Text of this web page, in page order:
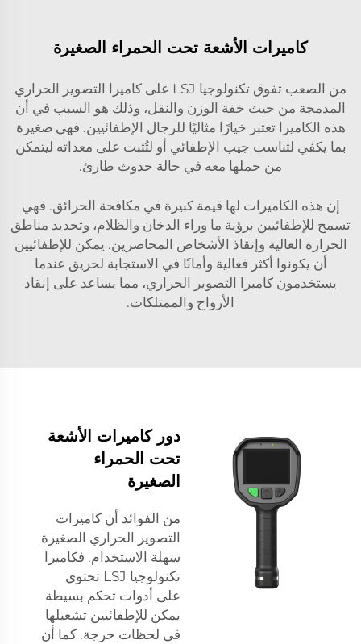
كاميرات الأشعة تحت الحمراء الصغيرة
من الصعب تفوق تكنولوجيا LSJ على كاميرا التصوير الحراري
المدمجة من حيث خفة الوزن والنقل، وذلك هو السبب في أن
هذه الكاميرا تعتبر خيارًا مثاليًا للرجال الإطفائيين. فهي صغيرة
بما يكفي لتناسب جيب الإطفائي أو لتُثبت على معداته ليتمكن
من حملها معه في حالة حدوث طارئ.
إن هذه الكاميرات لها قيمة كبيرة في مكافحة الحرائق. فهي
تسمح للإطفائيين برؤية ما وراء الدخان والظلام، وتحديد مناطق
الحرارة العالية وإنقاذ الأشخاص المحاصرين. يمكن للإطفائيين
أن يكونوا أكثر فعالية وأمانًا في الاستجابة لحريق عندما
يستخدمون كاميرا التصوير الحراري، مما يساعد على إنقاذ
الأرواح والممتلكات.
دور كاميرات الأشعة
تحت الحمراء
الصغيرة
من الفوائد أن كاميرات
التصوير الحراري الصغيرة
سهلة الاستخدام. فكاميرا
تكنولوجيا LSJ تحتوي
على أدوات تحكم بسيطة
يمكن للإطفائيين تشغيلها
في لحظات حرجة. كما أن